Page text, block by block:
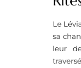
Le
sa
leur